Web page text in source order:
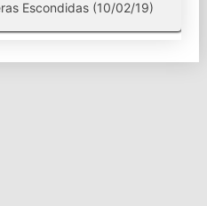
Escondidas (10/02/19)